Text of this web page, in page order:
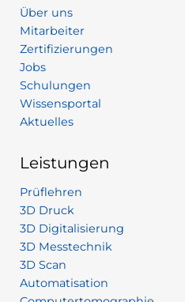
Über uns
Mitarbeiter
Zertifizierungen
Jobs
Schulungen
Wissensportal
Aktuelles
Leistungen
Prüflehren
3D Druck
3D Digitalisierung
3D Messtechnik
3D Scan
Automatisation